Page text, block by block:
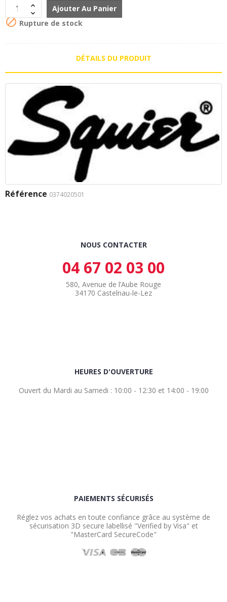
Ajouter Au Panier
 Rupture de stock
DÉTAILS DU PRODUIT
Référence 0374020501
NOUS CONTACTER
04 67 02 03 00
580, Avenue de l’Aube Rouge
34170 Castelnau-le-Lez
HEURES D'OUVERTURE
Ouvert du Mardi au Samedi : 10:00 - 12:30 et 14:00 - 19:00
PAIEMENTS SÉCURISÉS
Réglez vos achats en toute confiance grâce au système de
sécurisation 3D secure labellisé "Verified by Visa" et
"MasterCard SecureCode"